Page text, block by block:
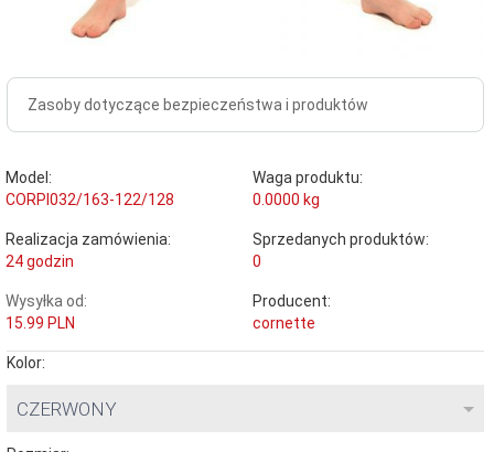
Zasoby dotyczące bezpieczeństwa i produktów
Model:
CORPI032/163-122/128
Waga produktu:
0.0000 kg
Realizacja zamówienia:
24 godzin
Sprzedanych produktów:
0
Wysyłka od:
15.99 PLN
Producent:
cornette
Kolor:
CZERWONY